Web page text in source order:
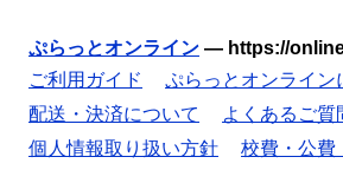
ぷらっとオンライン — https://
ご利用ガイド
ぷらっとオンライン
配送・決済について
よくあるご質
個人情報取り扱い方針
校費・公費